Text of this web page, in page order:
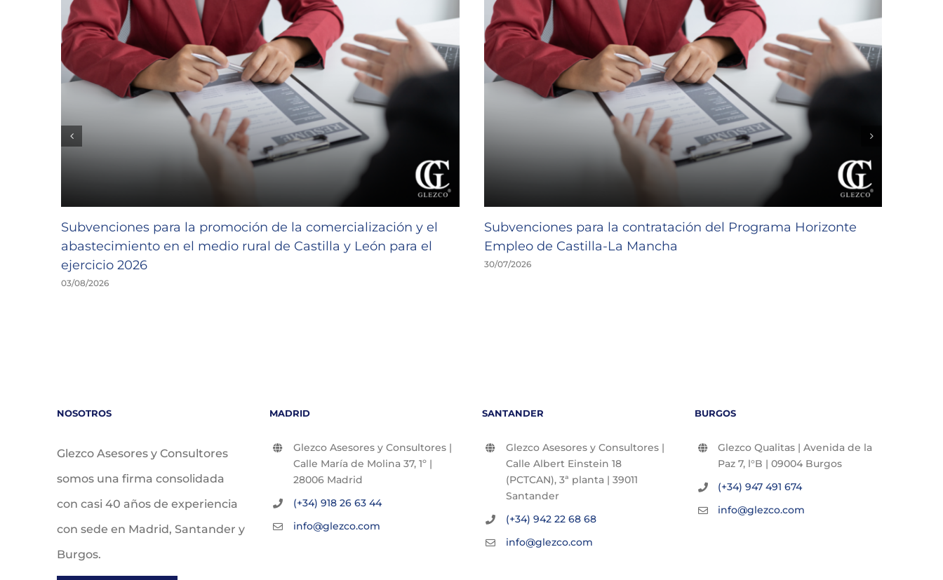
Subvenciones para la promoción de la comercialización y el
abastecimiento en el medio rural de Castilla y León para el
ejercicio 2026
03/08/2026
Subvenciones para la contratación del Programa Horizonte
Empleo de Castilla-La Mancha
30/07/2026
NOSOTROS
Glezco Asesores y Consultores
somos una firma consolidada
con casi 40 años de experiencia
con sede en Madrid, Santander y
Burgos.
MADRID
Glezco Asesores y Consultores |
Calle María de Molina 37, 1º |
28006 Madrid
(+34) 918 26 63 44
info@glezco.com
SANTANDER
Glezco Asesores y Consultores |
Calle Albert Einstein 18
(PCTCAN), 3ª planta | 39011
Santander
(+34) 942 22 68 68
info@glezco.com
BURGOS
Glezco Qualitas | Avenida de la
Paz 7, l°B | 09004 Burgos
(+34) 947 491 674
info@glezco.com